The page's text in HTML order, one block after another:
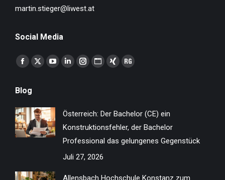
martin.stieger@liwest.at
Social Media
Finden Sie uns auf:
Facebook
opens
in
new
window
X
in
new
window
YouTube
in
new
window
Linkedin
new
window
Instagram
new
window
Website
new
window
XING
new
window
ResearchGate
new
window
Blog
Österreich: Der Bachelor (CE) ein
Konstruktionsfehler, der Bachelor
Professional das gelungenes Gegenstück
Juli 27, 2026
Allensbach Hochschule Konstanz zum